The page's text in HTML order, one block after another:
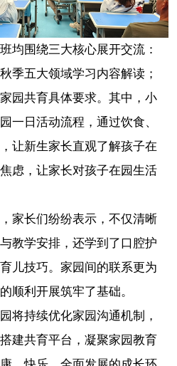
均围绕三大核心展开交流：
季五大领域学习内容解读；
园共育具体要求。其中，小
一日活动流程，通过饮食、
让新生家长直观了解孩子在
虑，让家长对孩子在园生活
家长们纷纷表示，不仅清晰
教学安排，还学到了口腔护
儿技巧。家园间的联系更为
顺利开展筑牢了基础。
将持续优化家园沟通机制，
建共育平台，凝聚家园教育